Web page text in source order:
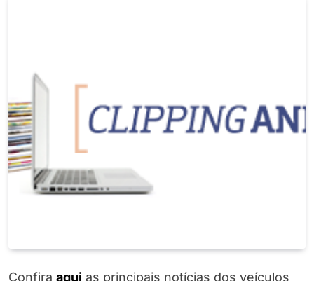
Confira aqui as principais notícias dos veículos